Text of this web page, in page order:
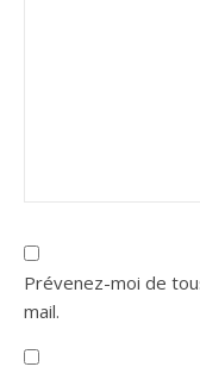
Prévenez-moi de
mail.